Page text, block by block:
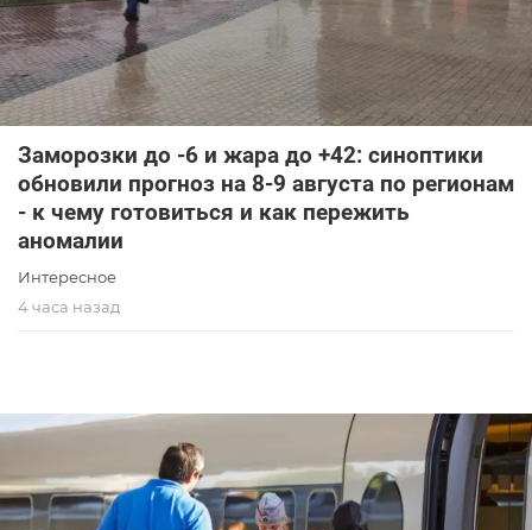
Заморозки до -6 и жара до +42: синоптики
обновили прогноз на 8-9 августа по регионам
- к чему готовиться и как пережить
аномалии
Интересное
4 часа назад